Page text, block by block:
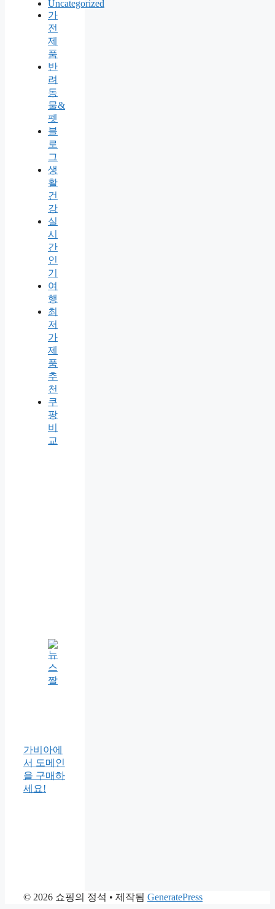
Uncategorized
가
전
제
품
반
려
동
물&
펫
블
로
그
생
활
건
강
실
시
간
인
기
여
행
최
저
가
제
품
추
천
쿠
팡
비
교
가비아에
서 도메인
을 구매하
세요!
© 2026 쇼핑의 정석 • 제작됨 GeneratePress